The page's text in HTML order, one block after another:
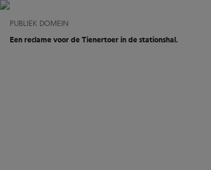
PUBLIEK DOMEIN
Een reclame voor de Tienertoer in de stationshal.